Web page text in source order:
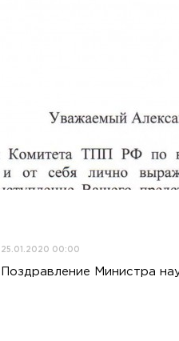
25.01.2020 00:00
Поздравление Министра